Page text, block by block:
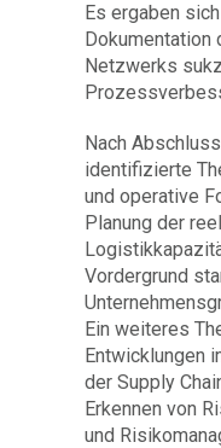
Es ergaben
Dokumentation
Netzwerks
Nach
identifizierte
und operative
Planung der
Vordergrund
Ein weiteres
Entwicklungen
der Supply
Erkennen von
und